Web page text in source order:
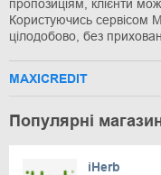
пропозиціям, клієнти
Користуючись сервісом
цілодобово, без
MAXICREDIT
Популярні
iHerb